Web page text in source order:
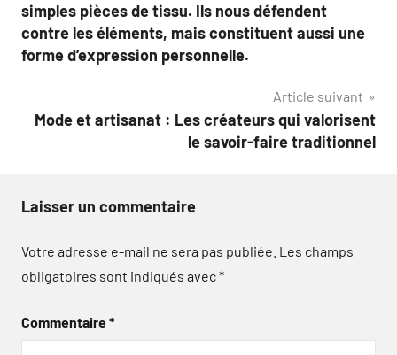
l’article
simples pièces de tissu. Ils nous défendent
contre les éléments, mais constituent aussi une
forme d’expression personnelle.
Article suivant
Mode et artisanat : Les créateurs qui valorisent
le savoir-faire traditionnel
Laisser un commentaire
Votre adresse e-mail ne sera pas publiée. Les champs
obligatoires sont indiqués avec*
Commentaire*